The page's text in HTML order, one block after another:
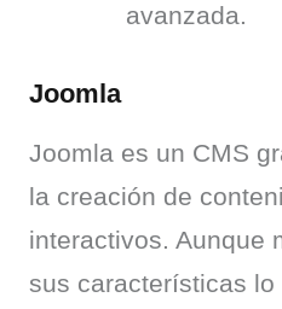
avanzada.
Joomla
Joomla es un CMS
la creación de
interactivos. Aunque
sus características